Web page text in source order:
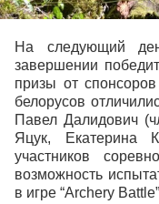
На следующий
завершении
призы от
белорусов
Павел Далидович
Яцук,
участников
возможность
в игре “Archery